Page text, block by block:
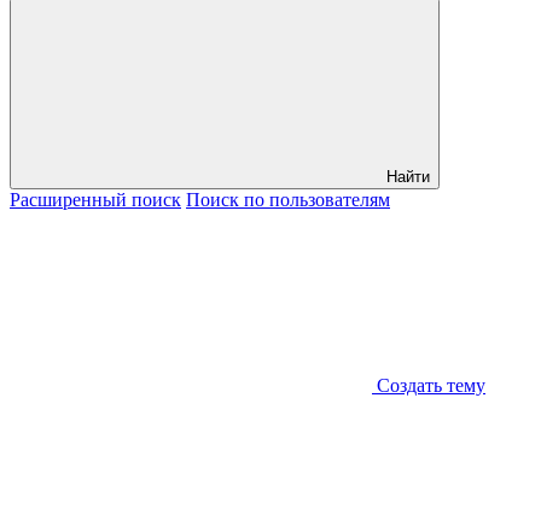
Найти
Расширенный поиск Поиск по пользователям
Создать тему